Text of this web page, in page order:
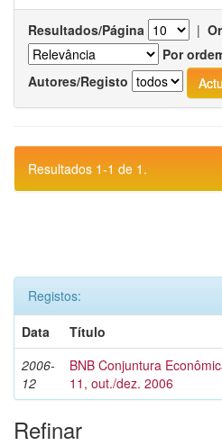
Resultados/Página |
Por
Autores/Registo
Resultados 1-1 de 1.
Registos:
Data
Título
2006-
12
BNB Conjuntura
11, out./dez. 2006
Refinar